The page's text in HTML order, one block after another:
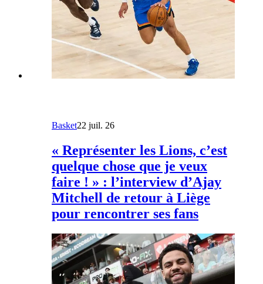
Basket22 juil. 26
« Représenter les Lions, c’est
quelque chose que je veux
faire ! » : l’interview d’Ajay
Mitchell de retour à Liège
pour rencontrer ses fans